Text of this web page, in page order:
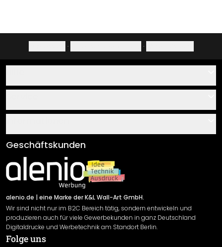
· ·
Über uns
Klebe- und Montageanleitungen
Newsletter An-/Abmeldung
Sendungsverfolgung
AGB
Impressum
Versand & Zahlung
Rücksendung
Widerrufsrecht
Datenschutzerklärung
Gewährleistung
Geschäftskunden
alenio.de | eine Marke der K&L Wall-Art GmbH.
Wir sind nicht nur im B2C Bereich tätig, sondern entwickeln und
produzieren auch für viele Gewerbekunden in ganz Deutschland
Digitaldrucke und Werbetechnik am Standort Berlin.
Folge uns